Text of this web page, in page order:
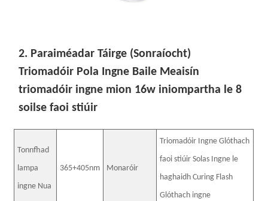
2. Paraiméadar Táirge (Sonraíocht)
Triomadóir Pola Ingne Baile Meaisín
triomadóir ingne mion 16w iniompartha le 8
soilse faoi stiúir
Tonnfhad
lampa
ingne Nua
365+405nm Monaróir
Triomadóir Ingne Glóthach
faoi stiúir Solas Ingne le
haghaidh Curing Flash
Glóthach ingne